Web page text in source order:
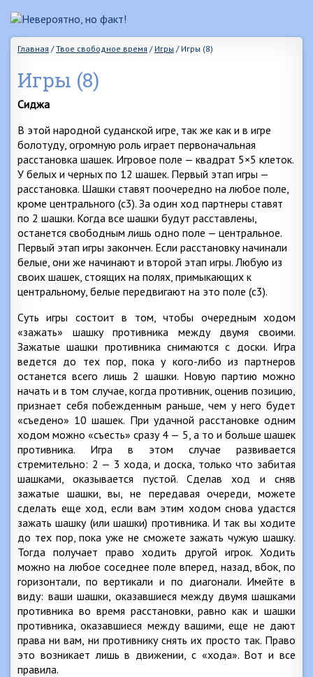
Главная /Твое свободное время / Игры / Игры (8)
Игры (8)
Сиджа
В этой народной суданской игре, так же как и в игре
болотуду, огромную роль играет первоначальная
расстановка шашек. Игровое поле — квадрат 5×5 клеток.
У белых и черных по 12 шашек. Первый этап игры —
расстановка. Шашки ставят поочередно на любое поле,
кроме центрального (с3). За один ход партнеры ставят
по 2 шашки. Когда все шашки будут расставлены,
останется свободным лишь одно поле — центральное.
Первый этап игры закончен. Если расстановку начинали
белые, они же начинают и второй этап игры. Любую из
своих шашек, стоящих на полях, примыкающих к
центральному, белые передвигают на это поле (с3).
Суть игры состоит в том, чтобы очередным ходом
«зажать» шашку противника между двумя своими.
Зажатые шашки противника снимаются с доски. Игра
ведется до тех пор, пока у кого-либо из партнеров
останется всего лишь 2 шашки. Новую партию можно
начать и в том случае, когда противник, оценив позицию,
признает себя побежденным раньше, чем у него будет
«съедено» 10 шашек. При удачной расстановке одним
ходом можно «съесть» сразу 4 — 5, а то и больше шашек
противника. Игра в этом случае развивается
стремительно: 2 — 3 хода, и доска, только что забитая
шашками, оказывается пустой. Сделав ход и сняв
зажатые шашки, вы, не передавая очереди, можете
сделать еще ход, если вам этим ходом снова удастся
зажать шашку (или шашки) противника. И так вы ходите
до тех пор, пока уже не сможете зажать чужую шашку.
Тогда получает право ходить другой игрок. Ходить
можно на любое соседнее поле вперед, назад, вбок, по
горизонтали, по вертикали и по диагонали. Имейте в
виду: ваши шашки, оказавшиеся между двумя шашками
противника во время расстановки, равно как и шашки
противника, оказавшиеся между вашими, еще не дают
права ни вам, ни противнику снять их просто так. Право
это возникает лишь в движении, с «хода». Вот и все
правила.